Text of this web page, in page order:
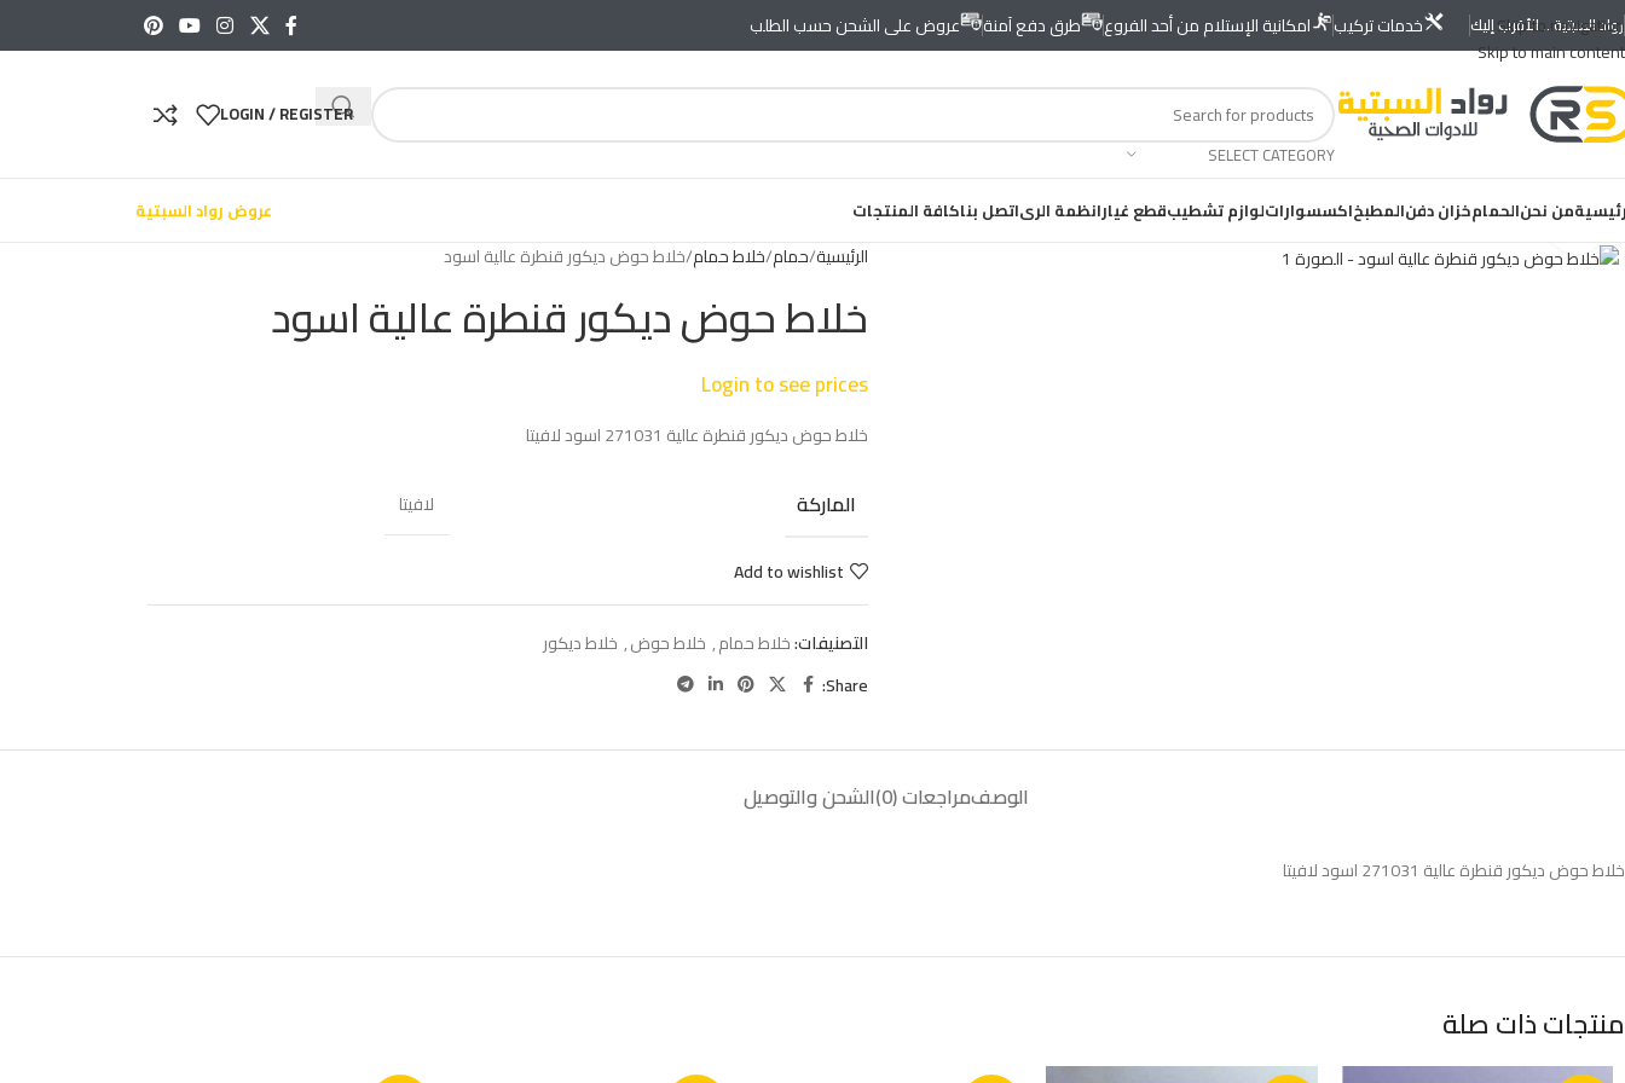
Skip to navigation
Skip to main content
رواد السبتية... الأقرب إليك خدمات تركيب امكانية الإستلام من أحد الفروع طرق دفع آمنة عروض على الشحن حسب الطلب
SELECT CATEGORY
LOGIN / REGISTER
من نحنالحمامخزان دفنالمطبخاكسسواراتلوازم تشطيبقطع غيارانظمة الرىاتصل بناكافة المنتجات عروض رواد السبتية Click to enlarge
الرئيسية حمام خلاط حمام خلاط حوض ديكور قنطرة عالية اسود
خلاط حوض ديكور قنطرة عالية اسود
Login to see prices
خلاط حوض ديكور قنطرة عالية 271031 اسود لافيتا
الماركة لافيتا
Add to wishlist
التصنيفات:خلاط حمام, خلاط حوض, خلاط ديكور
Share:
الوصفمراجعات (0) الشحن والتوصيل
خلاط حوض ديكور قنطرة عالية 271031 اسود لافيتا
منتجات ذات صلة